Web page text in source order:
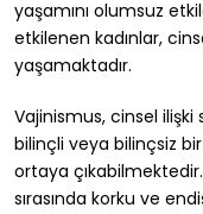
yaşamını olumsuz
etkilenen kadınlar,
yaşamaktadır.
Vajinismus, cinsel ilişki
bilinçli veya bilinçsiz
ortaya
sırasında korku ve